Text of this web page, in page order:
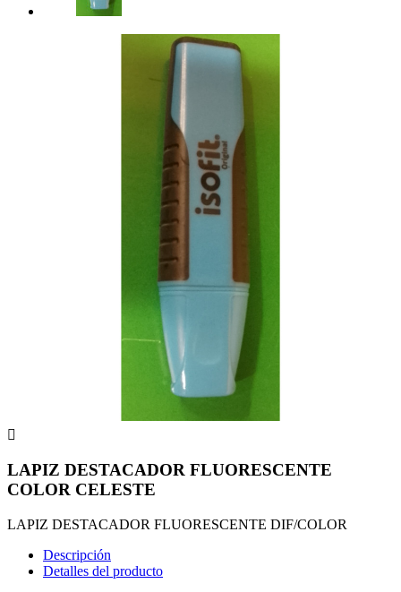

LAPIZ DESTACADOR FLUORESCENTE
COLOR CELESTE
LAPIZ DESTACADOR FLUORESCENTE DIF/COLOR
Descripción
Detalles del producto